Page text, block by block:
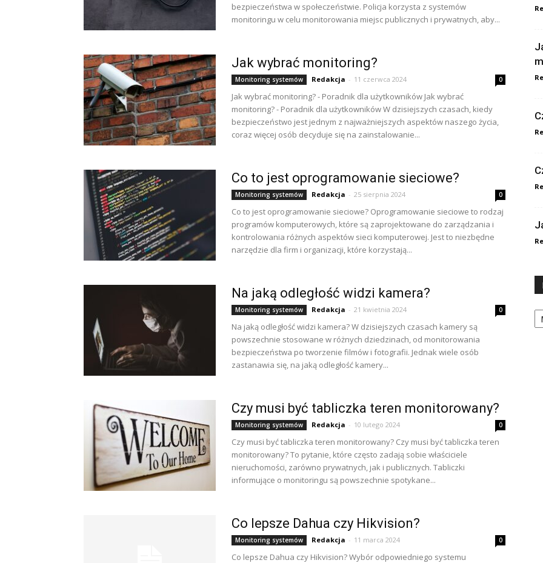
bezpieczeństwa w społeczeństwie. Policja korzysta z systemów
monitoringu w celu monitorowania miejsc publicznych i prywatnych, aby...
Jak wybrać monitoring?
Monitoring systemów Redakcja - 11 czerwca 2024 0
Jak wybrać monitoring? - Poradnik dla użytkowników Jak wybrać
monitoring? - Poradnik dla użytkowników W dzisiejszych czasach, kiedy
bezpieczeństwo jest jednym z najważniejszych aspektów naszego życia,
coraz więcej osób decyduje się na zainstalowanie...
Co to jest oprogramowanie sieciowe?
Monitoring systemów Redakcja - 25 sierpnia 2024 0
Co to jest oprogramowanie sieciowe? Oprogramowanie sieciowe to rodzaj
programów komputerowych, które są zaprojektowane do zarządzania i
kontrolowania różnych aspektów sieci komputerowej. Jest to niezbędne
narzędzie dla firm i organizacji, które korzystają...
Na jaką odległość widzi kamera?
Monitoring systemów Redakcja - 21 kwietnia 2024 0
Na jaką odległość widzi kamera? W dzisiejszych czasach kamery są
powszechnie stosowane w różnych dziedzinach, od monitorowania
bezpieczeństwa po tworzenie filmów i fotografii. Jednak wiele osób
zastanawia się, na jaką odległość kamery...
Czy musi być tabliczka teren monitorowany?
Monitoring systemów Redakcja - 10 lutego 2024 0
Czy musi być tabliczka teren monitorowany? Czy musi być tabliczka teren
monitorowany? To pytanie, które często zadają sobie właściciele
nieruchomości, zarówno prywatnych, jak i publicznych. Tabliczki
informujące o monitoringu są powszechnie spotykane...
Co lepsze Dahua czy Hikvision?
Monitoring systemów Redakcja - 11 marca 2024 0
Co lepsze Dahua czy Hikvision? Wybór odpowiedniego systemu